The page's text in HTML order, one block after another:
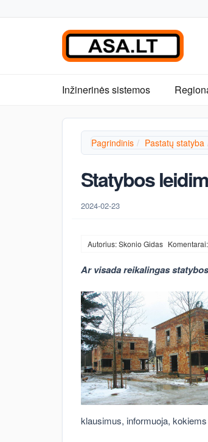
Inžinerinės sistemos
Pagrindinis Pastatų statyba
Statybos
2024-02-23
Autorius: Skonio Gidas
Ar visada reikalingas
klausimus, informuoja,